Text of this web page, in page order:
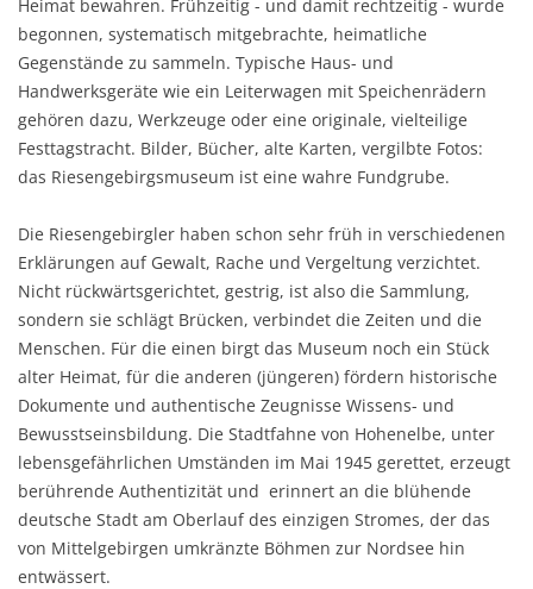
Heimat bewahren. Frühzeitig - und damit rechtzeitig - wurde
begonnen, systematisch mitgebrachte, heimatliche
Gegenstände zu sammeln. Typische Haus- und
Handwerksgeräte wie ein Leiterwagen mit Speichenrädern
gehören dazu, Werkzeuge oder eine originale, vielteilige
Festtagstracht. Bilder, Bücher, alte Karten, vergilbte Fotos:
das Riesengebirgsmuseum ist eine wahre Fundgrube.
Die Riesengebirgler haben schon sehr früh in verschiedenen
Erklärungen auf Gewalt, Rache und Vergeltung verzichtet.
Nicht rückwärtsgerichtet, gestrig, ist also die Sammlung,
sondern sie schlägt Brücken, verbindet die Zeiten und die
Menschen. Für die einen birgt das Museum noch ein Stück
alter Heimat, für die anderen (jüngeren) fördern historische
Dokumente und authentische Zeugnisse Wissens- und
Bewusstseinsbildung. Die Stadtfahne von Hohenelbe, unter
lebensgefährlichen Umständen im Mai 1945 gerettet, erzeugt
berührende Authentizität und erinnert an die blühende
deutsche Stadt am Oberlauf des einzigen Stromes, der das
von Mittelgebirgen umkränzte Böhmen zur Nordsee hin
entwässert.